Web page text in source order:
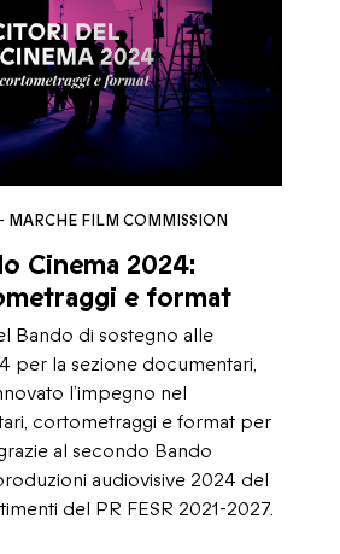
MARCHE FILM COMMISSION
Cinema 2024:
e format
Bando di sostegno alle
per la sezione documentari,
l’impegno nel
cortometraggi e format per
al secondo Bando
audiovisive 2024 del
del PR FESR 2021-2027.